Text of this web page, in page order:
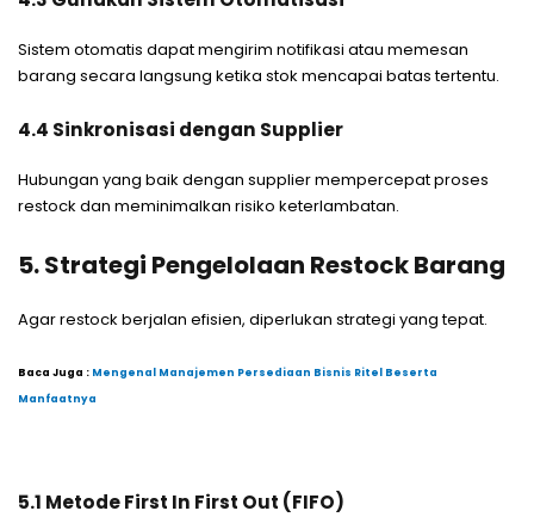
Sistem otomatis dapat mengirim notifikasi atau memesan
barang secara langsung ketika stok mencapai batas tertentu.
4.4 Sinkronisasi dengan Supplier
Hubungan yang baik dengan supplier mempercepat proses
restock dan meminimalkan risiko keterlambatan.
5. Strategi Pengelolaan Restock Barang
Agar restock berjalan efisien, diperlukan strategi yang tepat.
Baca Juga : Mengenal Manajemen Persediaan Bisnis Ritel Beserta
Manfaatnya
5.1 Metode First In First Out (FIFO)